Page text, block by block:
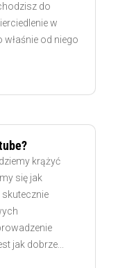
do
w
właśnie od niego
krążyć
się jak
skutecznie
jak dobrze...